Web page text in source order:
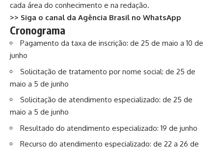
cada área do conhecimento e na redação.
>> Siga o canal da Agência Brasil no WhatsApp
Cronograma
Pagamento da taxa de inscrição: de 25 de maio a 10 de
junho
Solicitação de tratamento por nome social: de 25 de
maio a 5 de junho
Solicitação de atendimento especializado: de 25 de
maio a 5 de junho
Resultado do atendimento especializado: 19 de junho
Recurso do atendimento especializado: de 22 a 26 de